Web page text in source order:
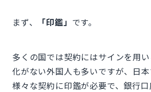
まず、 「印鑑」 です。
多くの国では契約にはサインを用
化がない外国人も多いですが、日
様々な契約に印鑑が必要で、銀行